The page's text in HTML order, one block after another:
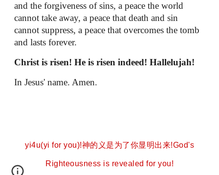
and the forgiveness of sins, a peace the world
cannot take away, a peace that death and sin
cannot suppress, a peace that overcomes the tomb
and lasts forever.
Christ is risen! He is risen indeed! Hallelujah!
In Jesus' name. Amen.
yi4u(yi for you)!神的义是为了你显明出来!God's
Righteousness is revealed for you!